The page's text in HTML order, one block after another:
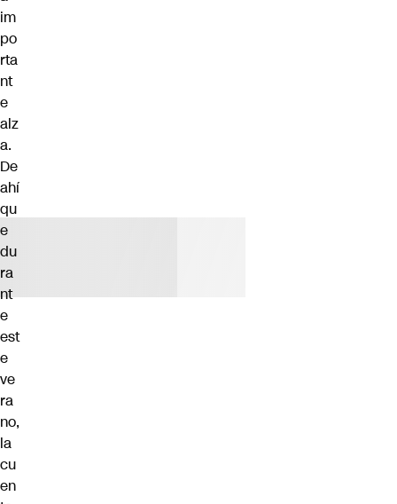
im
po
rta
nt
e
alz
a.
De
ahí
qu
e
du
ra
nt
e
est
e
ve
ra
no,
la
cu
en